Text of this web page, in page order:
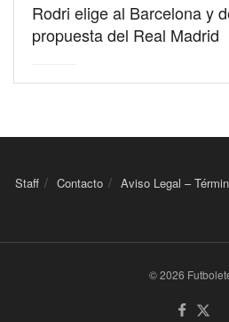
Rodri elige al Barcelona y
propuesta del Real Madrid
Staff Contacto Aviso Legal –
© 2026